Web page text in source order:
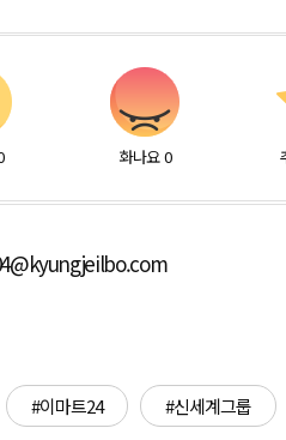
화나요 0
#이마트24 #신세계그룹